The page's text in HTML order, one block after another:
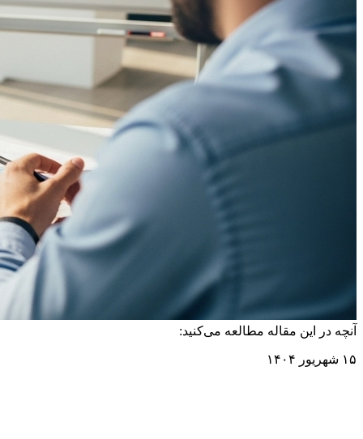
آنچه در این مقاله مطالعه می‌کنید:
۱۵ شهریور ۱۴۰۴